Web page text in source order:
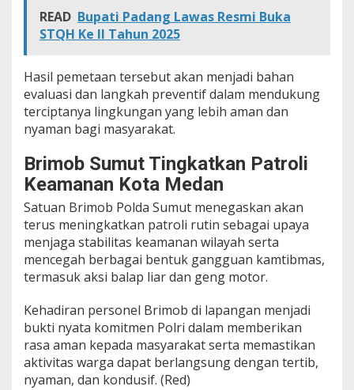
READ Bupati Padang Lawas Resmi Buka
STQH Ke II Tahun 2025
Hasil pemetaan tersebut akan menjadi bahan
evaluasi dan langkah preventif dalam mendukung
terciptanya lingkungan yang lebih aman dan
nyaman bagi masyarakat.
Brimob Sumut Tingkatkan Patroli
Keamanan Kota Medan
Satuan Brimob Polda Sumut menegaskan akan
terus meningkatkan patroli rutin sebagai upaya
menjaga stabilitas keamanan wilayah serta
mencegah berbagai bentuk gangguan kamtibmas,
termasuk aksi balap liar dan geng motor.
Kehadiran personel Brimob di lapangan menjadi
bukti nyata komitmen Polri dalam memberikan
rasa aman kepada masyarakat serta memastikan
aktivitas warga dapat berlangsung dengan tertib,
nyaman, dan kondusif. (Red)